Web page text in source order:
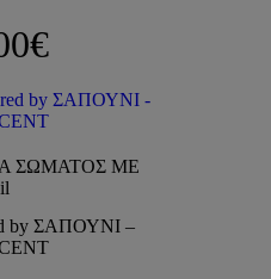
6,00€ through
€
ΣΩΜΑΤΟΣ ΜΕ
by ΣΑΠΟΥΝΙ –